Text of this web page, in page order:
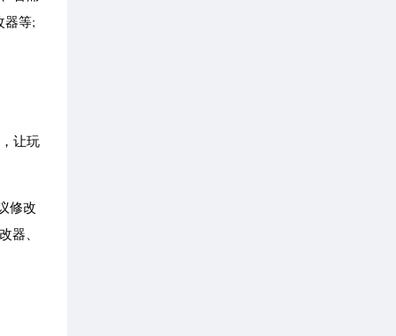
器等;
让玩
修改
器、